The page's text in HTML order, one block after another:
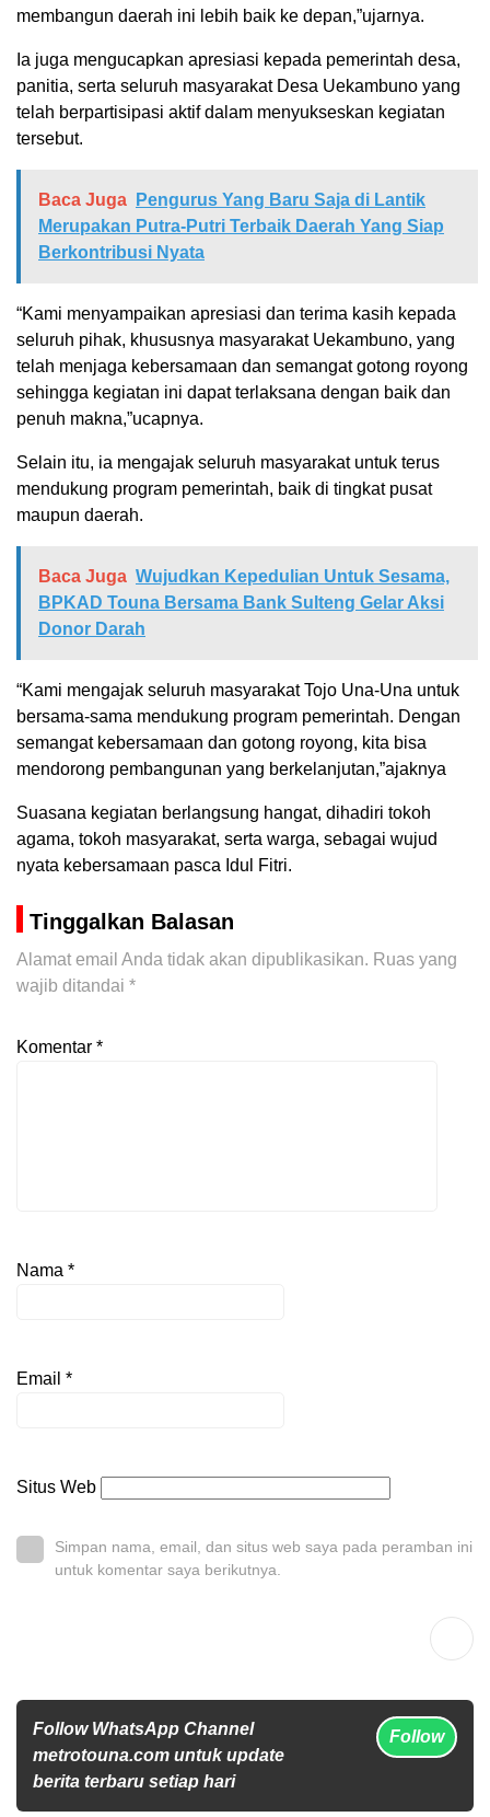
membangun daerah ini lebih baik ke depan,”ujarnya.
Ia juga mengucapkan apresiasi kepada pemerintah desa,
panitia, serta seluruh masyarakat Desa Uekambuno yang
telah berpartisipasi aktif dalam menyukseskan kegiatan
tersebut.
Baca Juga
Pengurus Yang Baru Saja di Lantik
Merupakan Putra-Putri Terbaik Daerah Yang Siap
Berkontribusi Nyata
“Kami menyampaikan apresiasi dan terima kasih kepada
seluruh pihak, khususnya masyarakat Uekambuno, yang
telah menjaga kebersamaan dan semangat gotong royong
sehingga kegiatan ini dapat terlaksana dengan baik dan
penuh makna,”ucapnya.
Selain itu, ia mengajak seluruh masyarakat untuk terus
mendukung program pemerintah, baik di tingkat pusat
maupun daerah.
Baca Juga Wujudkan Kepedulian Untuk Sesama,
BPKAD Touna Bersama Bank Sulteng Gelar Aksi
Donor Darah
“Kami mengajak seluruh masyarakat Tojo Una-Una untuk
bersama-sama mendukung program pemerintah. Dengan
semangat kebersamaan dan gotong royong, kita bisa
mendorong pembangunan yang berkelanjutan,”ajaknya
Suasana kegiatan berlangsung hangat, dihadiri tokoh
agama, tokoh masyarakat, serta warga, sebagai wujud
nyata kebersamaan pasca Idul Fitri.
Tinggalkan Balasan
Alamat email Anda tidak akan dipublikasikan. Ruas yang
wajib ditandai *
Komentar *
Nama *
Email *
Situs Web
Simpan nama, email, dan situs web saya pada peramban ini
untuk komentar saya berikutnya.
Follow WhatsApp Channel
metrotouna.com untuk update
berita terbaru setiap hari
Follow